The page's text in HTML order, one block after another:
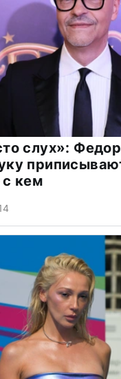
слух»:
кем